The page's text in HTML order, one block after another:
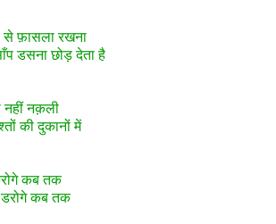
से फ़ासला रखना
डसना छोड़ देता है
नहीं नक़ली
की दुकानों में
कब तक
डरोगे कब तक